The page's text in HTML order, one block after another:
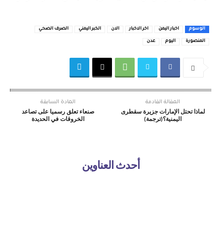
الوسوم اخبار اليمن اخر الاخبار الان الخبر اليمني الصرف الصحي
المنصورة اليوم عدن
المادة السابقة
صنعاء تعلق رسميا على تصاعد
الخروقات في الحديدة
المقالة القادمة
لماذا تحتل الإمارات جزيرة سقطرى
اليمنية؟(ترجمة)
أحدث العناوين